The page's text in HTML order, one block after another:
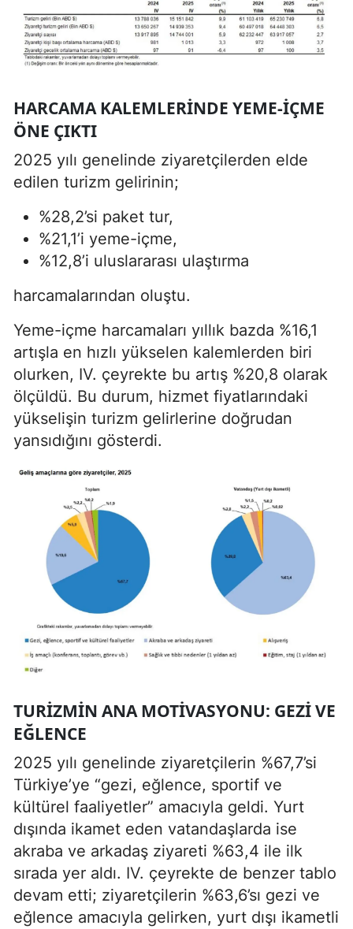
HARCAMA KALEMLERINDE YEME-IÇME
ÖNE ÇIKTI
2025 yılı genelinde ziyaretçilerden elde
edilen turizm gelirinin;
%28,2’si paket tur,
%21,1’i yeme-içme,
%12,8’i uluslararası ulaştırma
harcamalarından oluştu.
Yeme-içme harcamaları yıllık bazda %16,1
artışla en hızlı yükselen kalemlerden biri
olurken, IV. çeyrekte bu artış %20,8 olarak
ölçüldü. Bu durum, hizmet fiyatlarındaki
yükselişin turizm gelirlerine doğrudan
yansıdığını gösterdi.
TURIZMIN ANA MOTIVASYONU: GEZI VE
EĞLENCE
2025 yılı genelinde ziyaretçilerin %67,7’si
Türkiye’ye “gezi, eğlence, sportif ve
kültürel faaliyetler” amacıyla geldi. Yurt
dışında ikamet eden vatandaşlarda ise
akraba ve arkadaş ziyareti %63,4 ile ilk
sırada yer aldı. IV. çeyrekte de benzer tablo
devam etti; ziyaretçilerin %63,6’sı gezi ve
eğlence amacıyla gelirken, yurt dışı ikametli